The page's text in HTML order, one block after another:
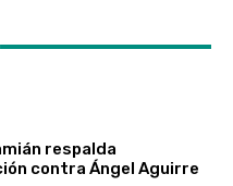
respalda
contra Ángel Aguirre